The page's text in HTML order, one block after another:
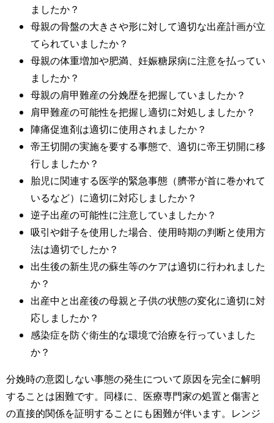
ましたか？
母親の骨盤の大きさや形に対して適切な出産計画が立
てられていましたか？
母親の体重増加や肥満、妊娠糖尿病に注意を払ってい
ましたか？
母親の肩甲難産の分娩歴を把握していましたか？
肩甲難産の可能性を把握し適切に対処しましたか？
陣痛促進剤は適切に使用されましたか？
帝王切開の実施を要する事態で、適切に帝王切開に移
行しましたか？
胎児に関連する医学的緊急事態（臍帯が首に巻かれて
いるなど）に適切に対応しましたか？
逆子出産の可能性に注意していましたか？
吸引や鉗子を使用した場合、使用時期の判断と使用方
法は適切でしたか？
出生後の新生児の蘇生等のケアは適切に行われました
か？
出産中と出産後の母親と子供の状態の変化に適切に対
応しましたか？
感染症を防ぐ衛生的な環境で治療を行っていました
か？
分娩時の意図しない事態の発生について原因を完全に解明
することは困難です。同様に、医療専門家の処置と傷害と
の直接的関係を証明することにも困難が伴います。レンジ